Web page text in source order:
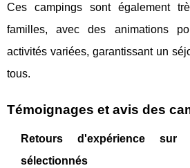
Ces campings sont également
familles, avec des animations
activités variées, garantissant un
tous.
Témoignages et avis des
Retours d'expérience sur
sélectionnés